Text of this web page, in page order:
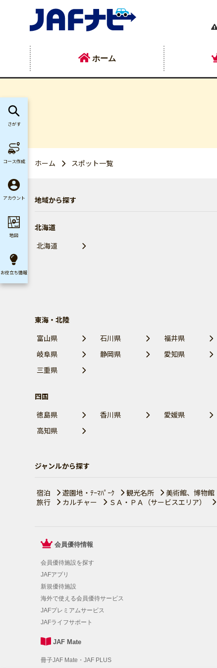
ホーム
ホーム スポット一覧
地域から探す
北海道
北海道
東海・北陸
富山県
石川県
福井県
岐阜県
静岡県
愛知県
三重県
四国
徳島県
香川県
愛媛県
高知県
ジャンルから探す
宿泊 遊園地・ﾃｰﾏﾊﾟｰｸ 観光名所 美術館、博物館
旅行
カルチャー ＳＡ・ＰＡ（サービスエリア）
会員優待情報
会員優待施設を探す
JAFアプリ
新規優待施設
海外で使える会員優待サービス
JAFプレミアムサービス
JAFライフサポート
JAF Mate
冊子JAF Mate・JAF PLUS
さがす
コース作成
アカウント
地図
お役立ち情報